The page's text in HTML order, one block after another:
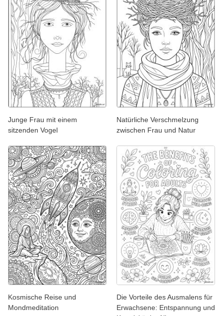
Junge Frau mit einem
sitzenden Vogel
Natürliche Verschmelzung
zwischen Frau und Natur
Kosmische Reise und
Mondmeditation
Die Vorteile des Ausmalens für
Erwachsene: Entspannung und